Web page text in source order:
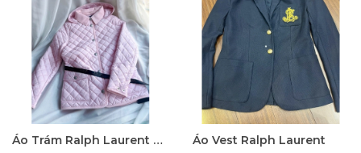
Áo Trám Ralph Laurent Hồng Kid Áo Vest Ralph Laurent